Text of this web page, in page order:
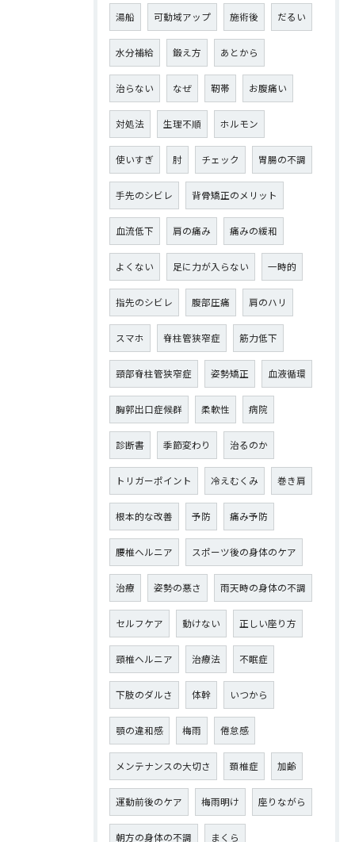
湯船 可動域アップ 施術後 だるい
水分補給 鍛え方 あとから
治らない なぜ 靭帯 お腹痛い
対処法 生理不順 ホルモン
使いすぎ 肘 チェック 胃腸の不調
手先のシビレ 背骨矯正のメリット
血流低下 肩の痛み 痛みの緩和
よくない 足に力が入らない 一時的
指先のシビレ 腹部圧痛 肩のハリ
スマホ 脊柱管狭窄症 筋力低下
頸部脊柱管狭窄症 姿勢矯正 血液循環
胸郭出口症候群 柔軟性 病院
診断書 季節変わり 治るのか
トリガーポイント 冷えむくみ 巻き肩
根本的な改善 予防 痛み予防
腰椎ヘルニア スポーツ後の身体のケア
治療 姿勢の悪さ 雨天時の身体の不調
セルフケア 動けない 正しい座り方
頸椎ヘルニア 治療法 不眠症
下肢のダルさ 体幹 いつから
顎の違和感 梅雨 倦怠感
メンテナンスの大切さ 頚椎症 加齢
運動前後のケア 梅雨明け 座りながら
朝方の身体の不調 まくら